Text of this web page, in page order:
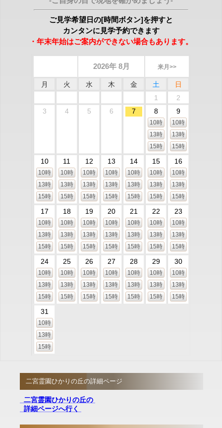
ご見学希望日の[時間ボタン]を押すと
カンタンに見学予約できます
・年末年始はご案内ができない場合もあります。
2026年 8月 来月>>
月 火 水 木 金 土
日
1
2
3
4 5 6 7 8
10時
13時
15時
9
10時
13時
15時
10
10時
13時
15時
11
10時
13時
15時
12
10時
13時
15時
13
10時
13時
15時
14
10時
13時
15時
15
10時
13時
15時
16
10時
13時
15時
17
10時
13時
15時
18
10時
13時
15時
19
10時
13時
15時
20
10時
13時
15時
21
10時
13時
15時
22
10時
13時
15時
23
10時
13時
15時
24
10時
13時
15時
25
10時
13時
15時
26
10時
13時
15時
27
10時
13時
15時
28
10時
13時
15時
29
10時
13時
15時
30
10時
13時
15時
31
10時
13時
15時
二宮霊園ひかりの丘の詳細ページ
二宮霊園ひかりの丘の
詳細ページへ行く